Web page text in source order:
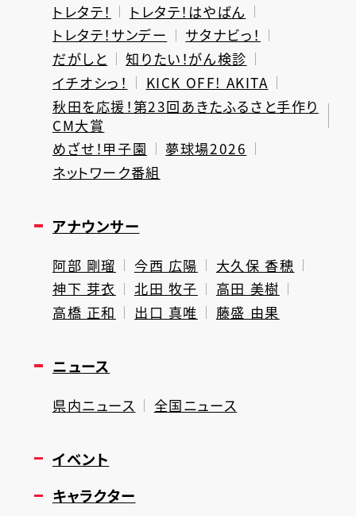
トレタテ！
トレタテ！はやばん
トレタテ！サンデー
サタナビっ！
だがしと
知りたい！がん検診
イチオシっ！
KICK OFF! AKITA
秋田を応援！第23回あきたふるさと手作り
CM大賞
めざせ！甲子園
夢球場2026
ネットワーク番組
アナウンサー
阿部 剛瑠 今西 広陽
大久保 香穂
神下 芽衣
北田 牧子
高田 美樹
高橋 正和
出口 真唯 藤盛 由果
ニュース
県内ニュース 全国ニュース
イベント
キャラクター